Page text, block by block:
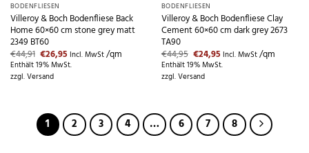
BODENFLIESEN
Villeroy & Boch Bodenfliese Back
Home 60×60 cm stone grey matt
2349 BT60
€44,91 Ursprünglicher
Preis
war:
€44,91
€26,95Aktueller
Preis
ist:
Incl. MwSt/qm
Enthält 19% MwSt.
zzgl.Versand
BODENFLIESEN
Villeroy & Boch Bodenfliese Clay
Cement 60×60 cm dark grey 2673
TA90
€44,95 Ursprünglicher
Preis
war:
€44,95
€24,95Aktueller
Preis
ist:
Incl. MwSt/qm
Enthält 19% MwSt.
zzgl.Versand
1 2 3 4 … 6 7 8